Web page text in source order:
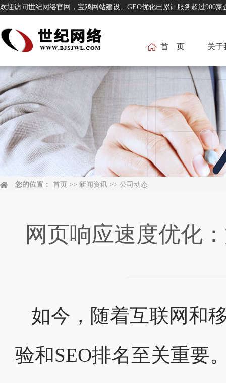
欢迎访问世纪网络官网，宝鸡网站建设、GEO优化已累计服务超
首 页 关于
您的位置： 首页 >> 新闻资讯 >> 公司动态
网页响应速度优化
如今，随着互联网和
验和SEO排名至关重要